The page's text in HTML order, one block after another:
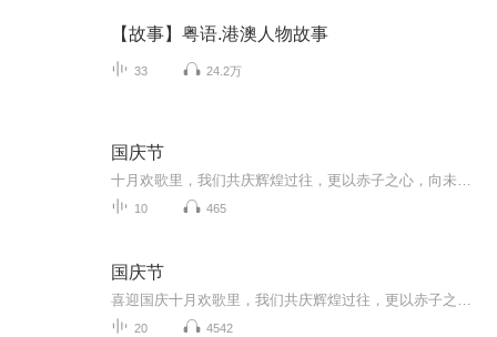
【故事】粤语.港澳人物故事
33 24.2万
国庆节
10 465
国庆节
20 4542